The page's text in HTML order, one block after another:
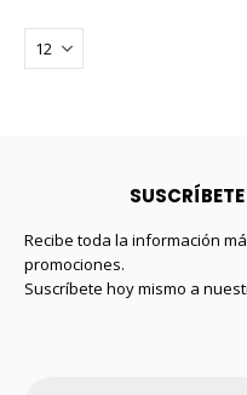
Recibe toda la información
promociones.
Suscríbete hoy mismo a